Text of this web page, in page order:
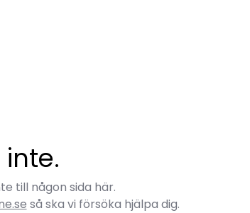
inte.
till någon sida här.
så ska vi försöka hjälpa dig.